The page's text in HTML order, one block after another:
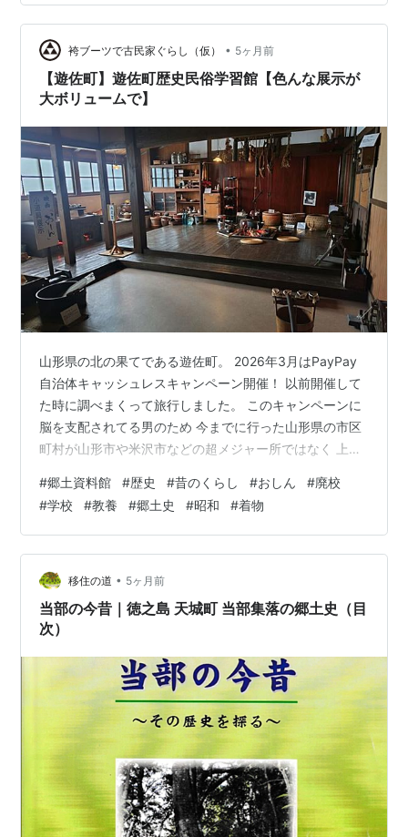
くも、建物にきちんとお金をかけていた時代があったの
だ。 ところどころ古びてはいるが、とても綺麗に保たれ
ているすてきな場所だった。この建物を見るだけでも、
来た価値があるというもの。 遺聞市川・船橋戊辰戦争:
若き日の江原素六-江戸・船橋・沼津 作者…
袴ブーツで古民家ぐらし（仮） • 5ヶ月前
【遊佐町】遊佐町歴史民俗学習館【色んな展示が
大ボリュームで】
山形県の北の果てである遊佐町。 2026年3月はPayPay
自治体キャッシュレスキャンペーン開催！ 以前開催して
た時に調べまくって旅行しました。 このキャンペーンに
脳を支配されてる男のため 今までに行った山形県の市区
町村が山形市や米沢市などの超メジャー所ではなく 上山
に来る人間のチョイスかこれが…？ 真室川町と庄内町も
行きたかったですよー、都合が合わず無事死亡でした
が。 これ行けてたら更に不思議なチョイスになってたな
🤔 そして遊佐町、意外と言っては難ですけども結構な観
光名所があったんですよね。 鳥海山が有名かと思います
がそれ抜きでも中々のスポ…
#郷土資料館 #歴史 #昔のくらし #おしん #廃校
#学校 #教養 #郷土史 #昭和 #着物
移住の道 • 5ヶ月前
当部の今昔｜徳之島 天城町 当部集落の郷土史（目
次）